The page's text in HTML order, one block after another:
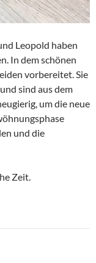
Leopold haben
In dem schönen
vorbereitet. Sie
sind aus dem
um die neue
und die
Zeit.